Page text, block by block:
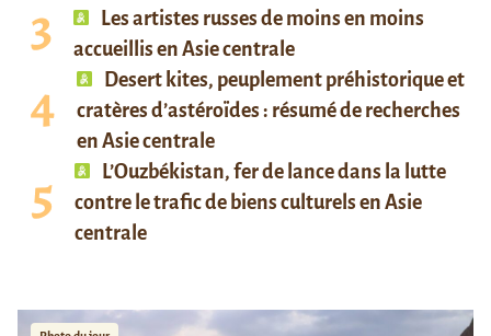
Les artistes russes de moins en moins
accueillis en Asie centrale
Desert kites, peuplement préhistorique et
cratères d’astéroïdes : résumé de recherches
en Asie centrale
L’Ouzbékistan, fer de lance dans la lutte
contre le trafic de biens culturels en Asie
centrale